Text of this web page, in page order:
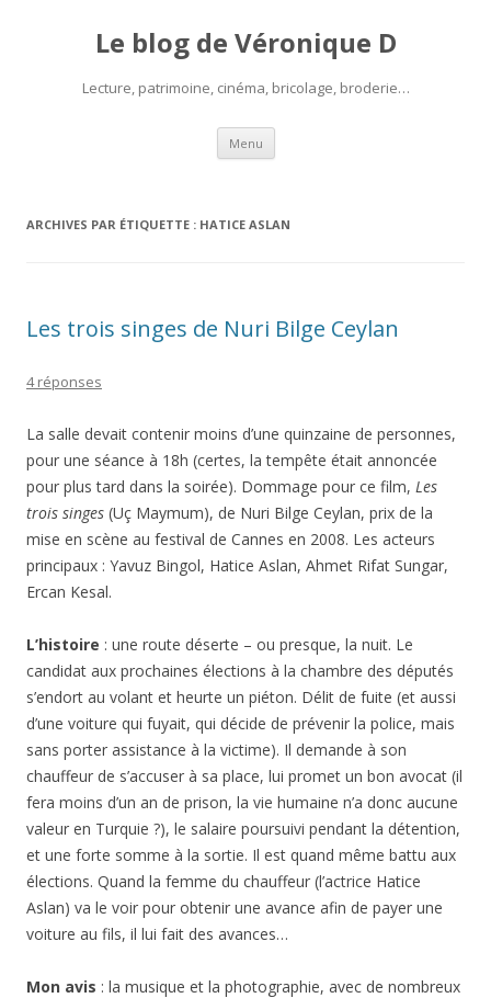
Le blog de Véronique D
Lecture, patrimoine, cinéma, bricolage, broderie…
Menu Aller
contenu
ARCHIVES PAR ÉTIQUETTE : HATICE ASLAN
Les trois singes de Nuri Bilge Ceylan
4 réponses
La salle devait contenir moins d’une quinzaine de personnes,
pour une séance à 18h (certes, la tempête était annoncée
pour plus tard dans la soirée). Dommage pour ce film, Les
trois singes (Uç Maymum), de Nuri Bilge Ceylan, prix de la
mise en scène au festival de Cannes en 2008. Les acteurs
principaux : Yavuz Bingol, Hatice Aslan, Ahmet Rifat Sungar,
Ercan Kesal.
L’histoire : une route déserte – ou presque, la nuit. Le
candidat aux prochaines élections à la chambre des députés
s’endort au volant et heurte un piéton. Délit de fuite (et aussi
d’une voiture qui fuyait, qui décide de prévenir la police, mais
sans porter assistance à la victime). Il demande à son
chauffeur de s’accuser à sa place, lui promet un bon avocat (il
fera moins d’un an de prison, la vie humaine n’a donc aucune
valeur en Turquie ?), le salaire poursuivi pendant la détention,
et une forte somme à la sortie. Il est quand même battu aux
élections. Quand la femme du chauffeur (l’actrice Hatice
Aslan) va le voir pour obtenir une avance afin de payer une
voiture au fils, il lui fait des avances…
Mon avis : la musique et la photographie, avec de nombreux